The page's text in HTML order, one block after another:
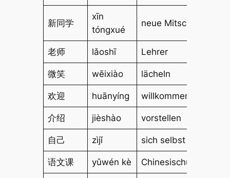
新同学
xīn
tóngxué
neue Mitschüler
老师 lǎoshī Lehrer
微笑 wēixiào lächeln
欢迎 huānyíng willkommen heißen
介绍 jièshào vorstellen
自己 zìjǐ sich selbst
语文课 yǔwén kè Chinesischunterricht